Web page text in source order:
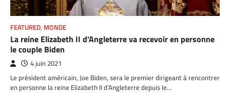
FEATURED, MONDE
La reine Elizabeth II d’Angleterre va recevoir en personne
le couple Biden
4 juin 2021
Le président américain, Joe Biden, sera le premier dirigeant à rencontrer
en personne la reine Elizabeth II d’Angleterre depuis le…